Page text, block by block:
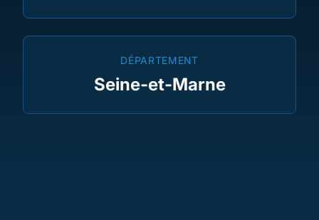
DÉPARTEMENT
Seine-et-Marne